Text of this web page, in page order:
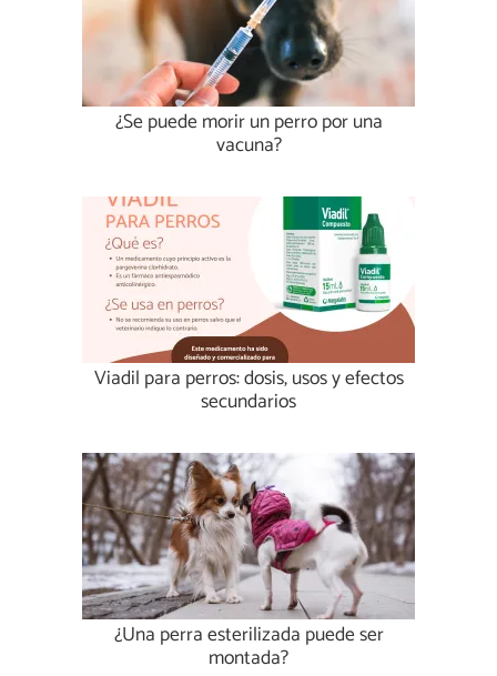
¿Se puede morir un perro por una
vacuna?
Viadil para perros: dosis, usos y efectos
secundarios
¿Una perra esterilizada puede ser
montada?